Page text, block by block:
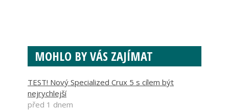
MOHLO BY VÁS ZAJÍMAT
TEST! Nový Specialized Crux 5 s cílem být
nejrychlejší
před 1 dnem